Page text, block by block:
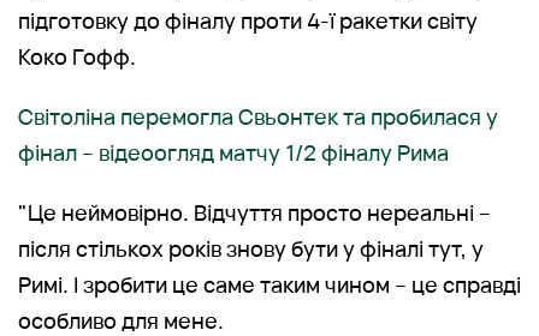
підготовку до фіналу проти 4-ї ракетки світу
Коко Гофф.
Світоліна перемогла Свьонтек та пробилася у
фінал – відеоогляд матчу 1/2 фіналу Рима
"Це неймовірно. Відчуття просто нереальні –
після стількох років знову бути у фіналі тут, у
Римі. І зробити це саме таким чином – це справді
особливо для мене.